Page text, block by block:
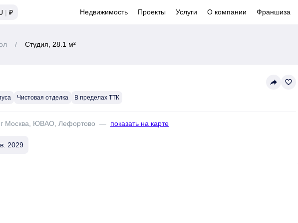
| ₽ Недвижимость Проекты Услуги О компании Франшиза
/ Студия, 28.1 м²
Чистовая отделка В пределах ТТК
reply favorite_border
г Москва, ЮВАО, Лефортово — показать на карте
2029